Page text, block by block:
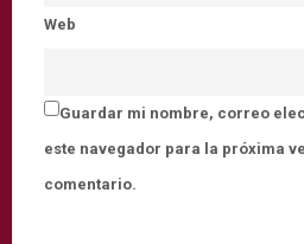
Web
Guardar mi nombre, correo
este navegador para la próxima
comentario.